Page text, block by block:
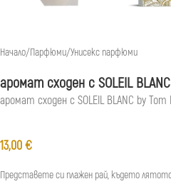
Начало/Парфюми/Унисекс парфюми
аромат сходен с SOLEIL BLANC
аромат сходен с SOLEIL BLANC by
13,00€
Представете си плажен рай, където